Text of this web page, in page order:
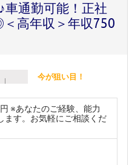
車通勤可能！正社
高年収＞年収750
今が狙い目！
※あなたのご経験、能力
ます。お気軽にご相談くだ